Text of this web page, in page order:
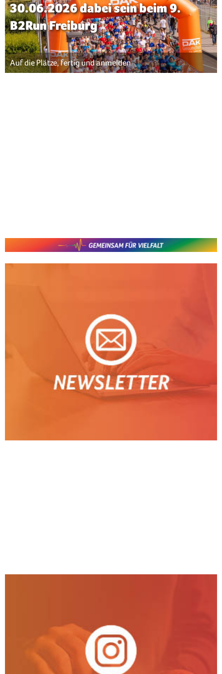
30.06.2026 dabei sein beim 9.
B2Run Freiburg
Auf die Plätze, fertig und anmelden